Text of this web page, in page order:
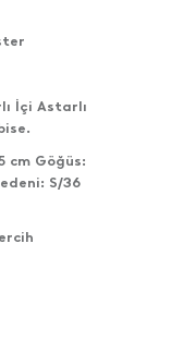
İçi Astarlı
cm Göğüs:
S/36